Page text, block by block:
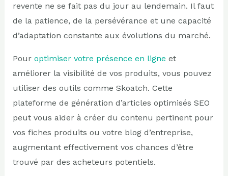
revente ne se fait pas du jour au lendemain. Il faut
de la patience, de la persévérance et une capacité
d’adaptation constante aux évolutions du marché.
Pour optimiser votre présence en ligne et
améliorer la visibilité de vos produits, vous pouvez
utiliser des outils comme Skoatch. Cette
plateforme de génération d’articles optimisés SEO
peut vous aider à créer du contenu pertinent pour
vos fiches produits ou votre blog d’entreprise,
augmentant effectivement vos chances d’être
trouvé par des acheteurs potentiels.